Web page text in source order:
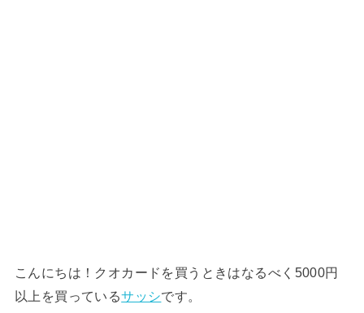
こんにちは！クオカードを買うときはなるべく5000円
以上を買っているサッシです。